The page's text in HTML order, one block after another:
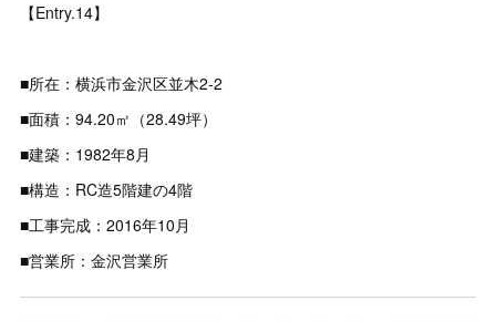
【Entry.14】
■所在：横浜市金沢区並木2-2
■面積：94.20㎡（28.49坪）
■建築：1982年8月
■構造：RC造5階建の4階
■工事完成：2016年10月
■営業所：金沢営業所